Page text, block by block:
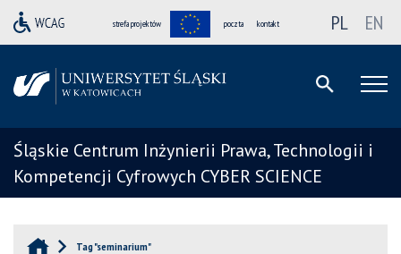
strefa projektów poczta kontakt PL EN
Śląskie Centrum Inżynierii Prawa, Technologii i
Kompetencji Cyfrowych CYBER SCIENCE
Tag "seminarium"